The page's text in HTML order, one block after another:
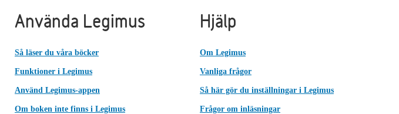
Använda Legimus
Så läser du våra böcker
Funktioner i Legimus
Använd Legimus-appen
Om boken inte finns i Legimus
Hjälp
Om Legimus
Vanliga frågor
Så här gör du inställningar i Legimus
Frågor om inläsningar